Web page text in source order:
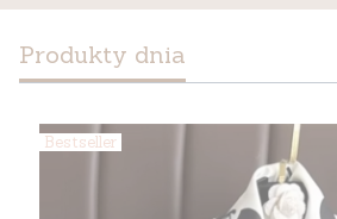
Produkty dnia
Bestseller